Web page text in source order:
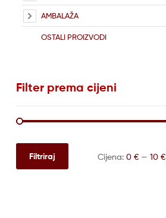
AMBALAŽA
OSTALI PROIZVODI
Filter prema cijeni
Filtriraj Cijena: 0 €— 10 €